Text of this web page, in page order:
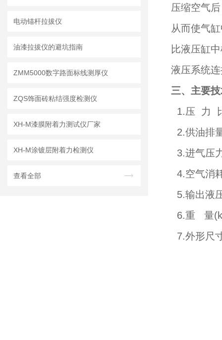
电动锚杆拉拔仪
油漆拉拔仪的避坑指南
ZMM5000数字路面标线测厚仪
ZQS饰面砖粘结强度检测仪
XH-M漆膜附着力测试仪厂家
XH-M涂镀层附着力检测仪
查看全部
压缩空气
从而使气
比液压缸
液压系统
三、主要
1.压 力
2.供油排
3.进气压
4.空气消
5.输出液
6.重 量
7.外形尺